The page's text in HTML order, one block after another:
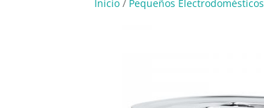
Inicio / Pequeños Electrodomésticos